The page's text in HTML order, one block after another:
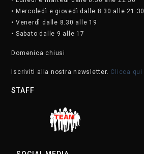
• Mercoledì e giovedì dalle 8.30 alle 21.30
• Venerdì dalle 8.30 alle 19
• Sabato dalle 9 alle 17
Domenica chiusi
Iscriviti alla nostra newsletter. Clicca qui
STAFF